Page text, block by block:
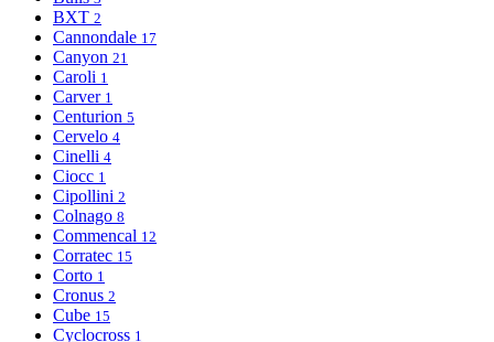
BXT 2
Cannondale 17
Canyon 21
Caroli 1
Carver 1
Centurion 5
Cervelo 4
Cinelli 4
Ciocc 1
Cipollini 2
Colnago 8
Commencal 12
Corratec 15
Corto 1
Cronus 2
Cube 15
Cyclocross 1